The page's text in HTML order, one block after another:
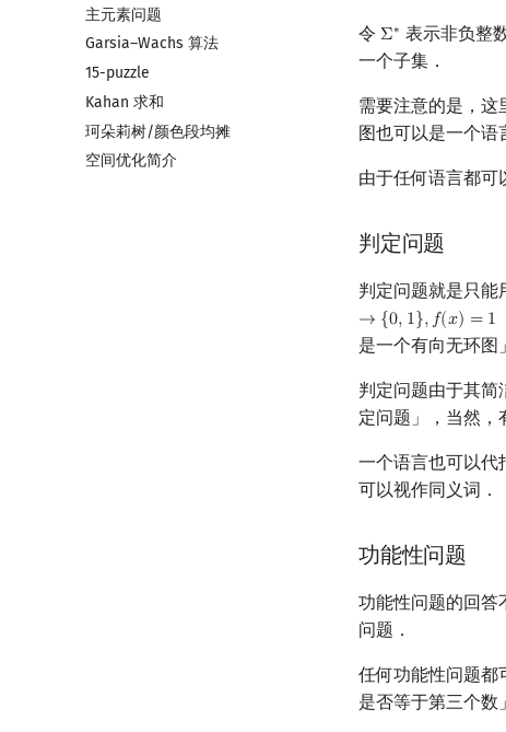
二维莫队
莫队二次离线
莫队配合 bitset
主元素问题
Garsia–Wachs 算法
15-puzzle
Kahan 求和
珂朵莉树/颜色段均摊
空间优化简介
令 Σ∗
Σ∗ 表示非负整
一个子集．
需要注意的是，这
图也可以是一个语
由于任何语言都可
判定问题
判定问题就是只能
→ {0, 1},𝑓(𝑥) = 1
是一个有向无环图
判定问题由于其简
定问题」，当然，
一个语言也可以代
可以视作同义词．
功能性问题
功能性问题的回答
问题．
任何功能性问题都
是否等于第三个数